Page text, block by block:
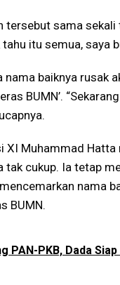
tersebut sama
itu semua, saya
baiknya rusak
BUMN’.
XI Muhammad
tak cukup. Ia tetap
nama
BUMN.
PAN-PKB, Dada